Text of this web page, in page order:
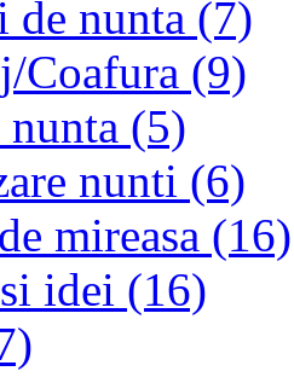
nunta (7)
Coafura (9)
(5)
nunti (6)
mireasa (16)
idei (16)